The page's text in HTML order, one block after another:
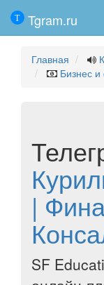
Tgram.ru
Главная
Бизнес
|
SF